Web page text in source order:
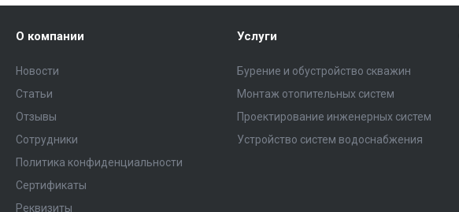
О компании
Новости
Статьи
Отзывы
Сотрудники
Политика конфиденциальности
Сертификаты
Реквизиты
Услуги
Бурение и обустройство скважин
Монтаж отопительных систем
Проектирование инженерных систем
Устройство систем водоснабжения